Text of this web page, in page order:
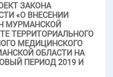
ЗАКОНА
«О ВНЕСЕНИИ
МУРМАНСКОЙ
ТЕРРИТОРИАЛЬНОГО
МЕДИЦИНСКОГО
ОБЛАСТИ НА
ПЕРИОД 2019 И